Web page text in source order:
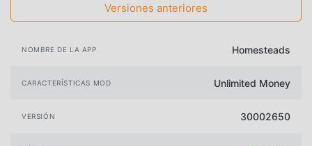
Versiones anteriores
NOMBRE DE LA APP Homesteads
CARACTERÍSTICAS MOD Unlimited Money
VERSIÓN 30002650